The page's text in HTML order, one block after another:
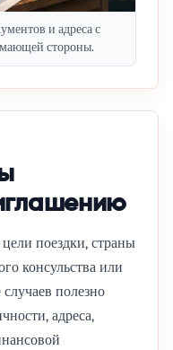
и адреса с
стороны.
поездки, страны
консульства или
полезно
адреса,